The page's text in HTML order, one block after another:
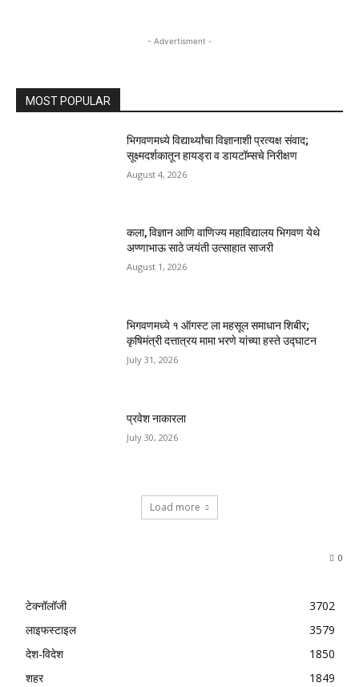
- Advertisment -
MOST POPULAR
भिगवणमध्ये विद्यार्थ्यांचा विज्ञानाशी प्रत्यक्ष संवाद;
सूक्ष्मदर्शकातून हायड्रा व डायटॉम्सचे निरीक्षण
August 4, 2026
कला, विज्ञान आणि वाणिज्य महाविद्यालय भिगवण येथे
अण्णाभाऊ साठे जयंती उत्साहात साजरी
August 1, 2026
भिगवणमध्ये १ ऑगस्ट ला महसूल समाधान शिबीर;
कृषिमंत्री दत्तात्रय मामा भरणे यांच्या हस्ते उद्घाटन
July 31, 2026
प्रवेश नाकारला
July 30, 2026
Load more
0
टेक्नॉलॉजी
3702
लाइफस्टाइल
3579
देश-विदेश
1850
शहर
1849